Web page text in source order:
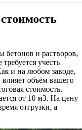
бетонов и растворов,
учесть
и на любом заводе,
объём вашего
стоимость.
от 10 м3. На цену
отгрузки, а